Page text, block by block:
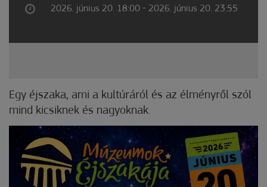
2026. június 20. 18:00 - 2026. június 20. 23:55
Egy éjszaka, ami a kultúráról és az élményről szól
mind kicsiknek és nagyoknak.